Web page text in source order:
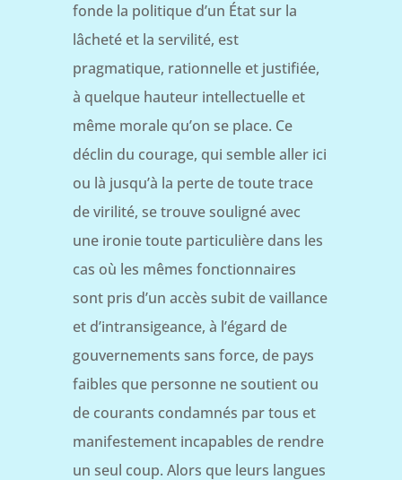
fonde la politique d’un État sur la
lâcheté et la servilité, est
pragmatique, rationnelle et justifiée,
à quelque hauteur intellectuelle et
même morale qu’on se place. Ce
déclin du courage, qui semble aller ici
ou là jusqu’à la perte de toute trace
de virilité, se trouve souligné avec
une ironie toute particulière dans les
cas où les mêmes fonctionnaires
sont pris d’un accès subit de vaillance
et d’intransigeance, à l’égard de
gouvernements sans force, de pays
faibles que personne ne soutient ou
de courants condamnés par tous et
manifestement incapables de rendre
un seul coup. Alors que leurs langues